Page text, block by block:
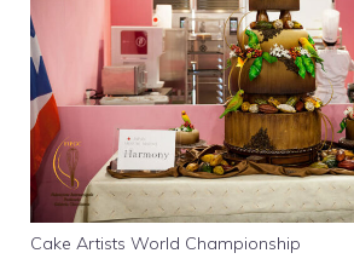
Cake Artists World Championship